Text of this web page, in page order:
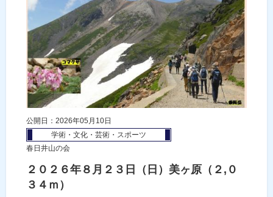
公開日：2026年05月10日
学術・文化・芸術・スポーツ
春日井山の会
２０２６年８月２３日（日）美ヶ原（２,０
３４ｍ）